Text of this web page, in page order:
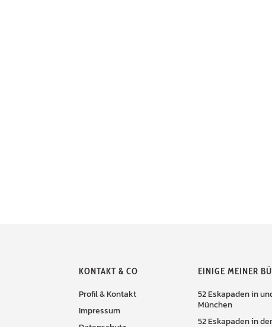
KONTAKT & CO
Profil & Kontakt
Impressum
EINIGE MEINER
52 Eskapaden in
München
52 Eskapaden in